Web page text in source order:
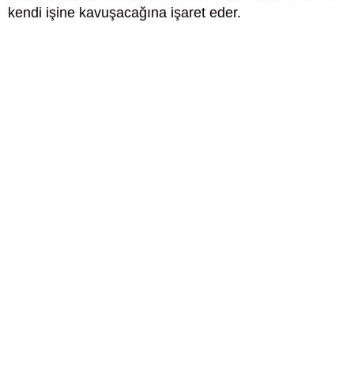
kendi işine kavuşacağına işaret eder.